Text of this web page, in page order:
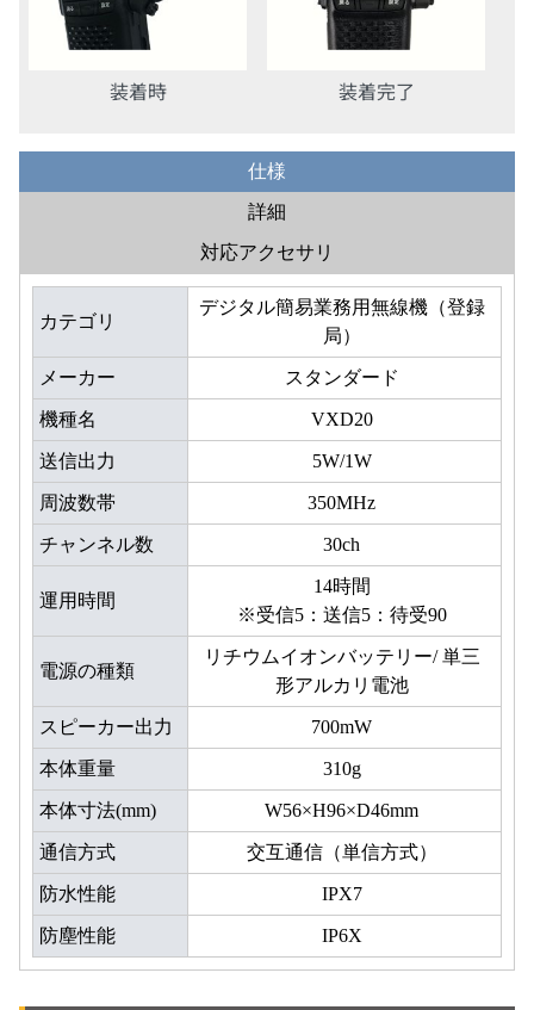
装着時 装着完了
仕様
詳細
対応アクセサリ
カテゴリ
デジタル簡易業務用無線機（登録
局）
メーカー スタンダード
機種名 VXD20
送信出力 5W/1W
周波数帯 350MHz
チャンネル数 30ch
運用時間
14時間
※受信5：送信5：待受90
電源の種類
リチウムイオンバッテリー/ 単三
形アルカリ電池
スピーカー出力 700mW
本体重量 310g
本体寸法(mm) W56×H96×D46mm
通信方式 交互通信（単信方式）
防水性能 IPX7
防塵性能 IP6X